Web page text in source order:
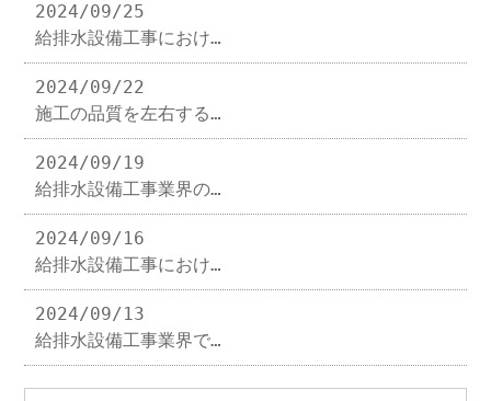
2024/09/25
給排水設備工事におけ…
2024/09/22
施工の品質を左右する…
2024/09/19
給排水設備工事業界の…
2024/09/16
給排水設備工事におけ…
2024/09/13
給排水設備工事業界で…